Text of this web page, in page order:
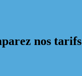
nos tarifs